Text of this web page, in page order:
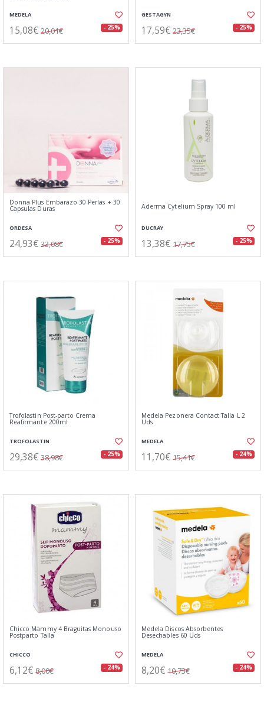
MEDELA
15,08€ 20,01€ - 25%
GESTAGYN
17,59€ 23,35€ - 25%
Donna Plus Embarazo 30 Perlas + 30
Capsulas Duras
ORDESA
24,93€ 33,08€ - 25%
Aderma Cytelium Spray 100 ml
DUCRAY
13,38€ 17,75€ - 25%
Trofolastin Post-parto Crema
Reafirmante 200ml
TROFOLASTIN
29,38€ 38,98€ - 25%
Medela Pezonera Contact Talla L 2
Uds
MEDELA
11,70€ 15,41€ - 24%
Chicco Mammy 4 Braguitas Monouso
Postparto Talla
CHICCO
6,12€ 8,00€ - 24%
Medela Discos Absorbentes
Desechables 60 Uds
MEDELA
8,20€ 10,73€ - 24%